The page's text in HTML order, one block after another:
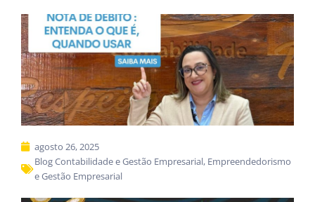
agosto 26, 2025
Blog Contabilidade e Gestão Empresarial, Empreendedorismo
e Gestão Empresarial